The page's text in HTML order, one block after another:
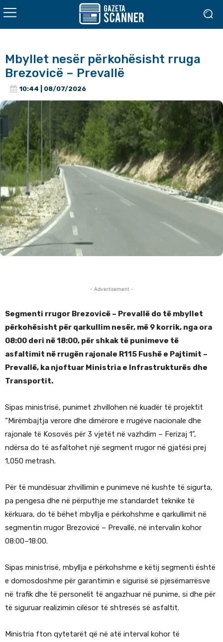
Mbyllet nesër përkohësisht rruga
Brezovicë – Prevallë
10:44 | 08/07/2026
- Advertisement -
Segmenti rrugor Brezovicë – Prevallë do të mbyllet
përkohësisht për qarkullim nesër, më 9 korrik, nga ora
08:00 deri në 18:00, për shkak të punimeve të
asfaltimit në rrugën rajonale R115 Fushë e Pajtimit –
Prevallë, ka njoftuar Ministria e Infrastrukturës dhe
Transportit.
Sipas ministrisë, punimet zhvillohen në kuadër të projektit
“Mirëmbajtja verore dhe dimërore e rrugëve nacionale dhe
rajonale të Kosovës për 3 vjetët në vazhdim – Ferizaj 1”,
ndërsa do të asfaltohet një segment rrugor në gjatësi prej
1,050 metrash.
Për të mundësuar zhvillimin e punimeve në kushte të sigurta,
pa pengesa dhe në përputhje me standardet teknike të
kërkuara, do të bëhet mbyllja e përkohshme e qarkullimit në
segmentin rrugor Brezovicë – Prevallë, në intervalin kohor
08:00–18:00.
Sipas ministrisë, mbyllja e përkohshme e këtij segmenti është
e domosdoshme për garantimin e sigurisë së pjesëmarrësve
në trafik dhe të personelit të angazhuar në punime, si dhe për
të siguruar realizimin cilësor të shtresës së asfaltit.
Ministria fton qytetarët që në atë interval kohor të